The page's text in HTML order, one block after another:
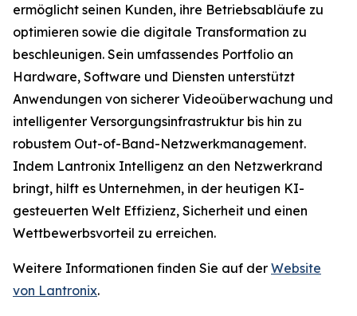
ermöglicht seinen Kunden, ihre Betriebsabläufe zu
optimieren sowie die digitale Transformation zu
beschleunigen. Sein umfassendes Portfolio an
Hardware, Software und Diensten unterstützt
Anwendungen von sicherer Videoüberwachung und
intelligenter Versorgungsinfrastruktur bis hin zu
robustem Out-of-Band-Netzwerkmanagement.
Indem Lantronix Intelligenz an den Netzwerkrand
bringt, hilft es Unternehmen, in der heutigen KI-
gesteuerten Welt Effizienz, Sicherheit und einen
Wettbewerbsvorteil zu erreichen.
Weitere Informationen finden Sie auf der Website
von Lantronix.